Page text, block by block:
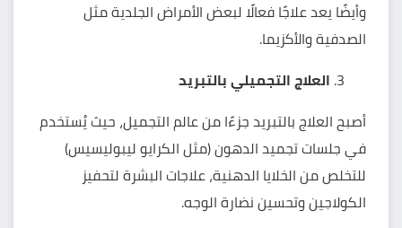
وأيضًا يعد علاجًا فعالًا لبعض الأمراض الجلدية مثل
الصدفية والأكزيما.
العلاج التجميلي بالتبريد
أصبح العلاج بالتبريد جزءًا من عالم التجميل، حيث يُستخدم
في جلسات تجميد الدهون (مثل الكرايو ليبوليسيس)
للتخلص من الخلايا الدهنية، علاجات البشرة لتحفيز
الكولاجينوتحسين نضارة الوجه.